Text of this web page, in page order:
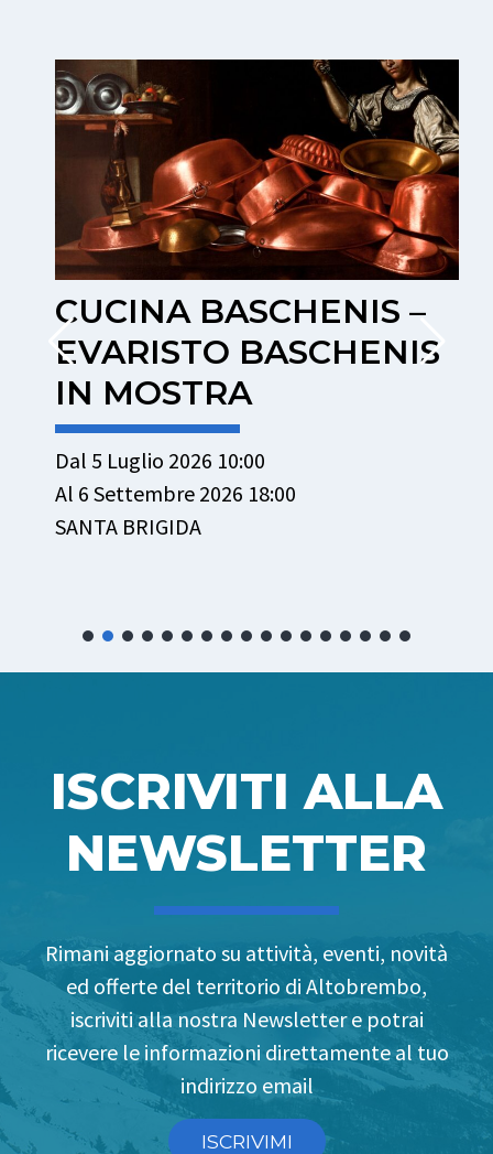
CUCINA BASCHENIS –
EVARISTO BASCHENIS
IN MOSTRA
Dal 5 Luglio 2026 10:00
Al 6 Settembre 2026 18:00
SANTA BRIGIDA
ISCRIVITI ALLA
NEWSLETTER
Rimani aggiornato su attività, eventi, novità
ed offerte del territorio di Altobrembo,
iscriviti alla nostra Newsletter e potrai
ricevere le informazioni direttamente al tuo
indirizzo email
ISCRIVIMI